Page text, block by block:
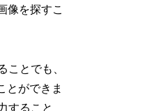
像を探すこ
ことでも、
とができま
すること